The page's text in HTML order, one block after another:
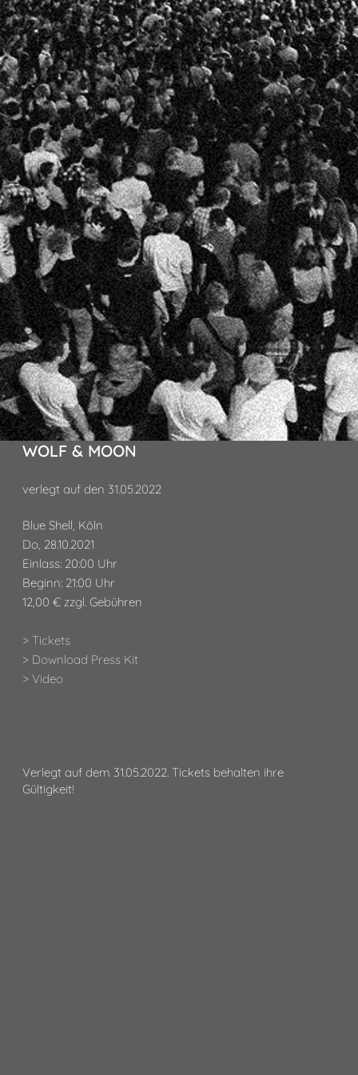
WOLF & MOON
verlegt auf den 31.05.2022
Blue Shell, Köln
Do, 28.10.2021
Einlass: 20:00 Uhr
Beginn: 21:00 Uhr
12,00 € zzgl. Gebühren
> Tickets
> Download Press Kit
> Video
Verlegt auf dem 31.05.2022. Tickets behalten ihre
Gültigkeit!